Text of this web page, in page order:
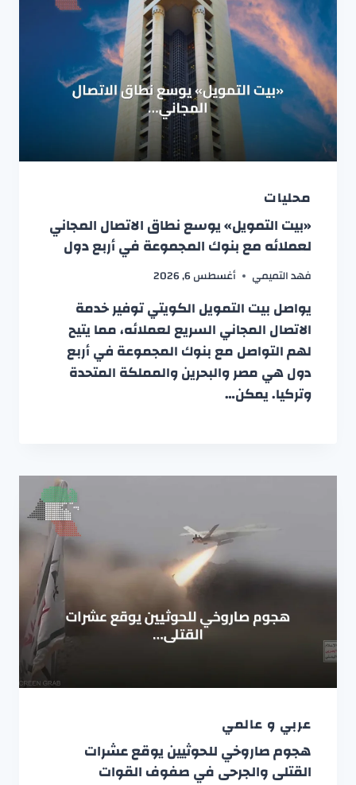
محليات
«بيت التمويل» يوسع نطاق الاتصال المجاني
لعملائه مع بنوك المجموعة في أربع دول
فهد التميمي أغسطس 6, 2026
يواصل بيت التمويل الكويتي توفير خدمة
الاتصال المجاني السريع لعملائه، مما يتيح
لهم التواصل مع بنوك المجموعة في أربع
دول هي مصر والبحرين والمملكة المتحدة
وتركيا. يمكن…
عربي و عالمي
هجوم صاروخي للحوثيين يوقع عشرات
القتلى والجرحى في صفوف القوات